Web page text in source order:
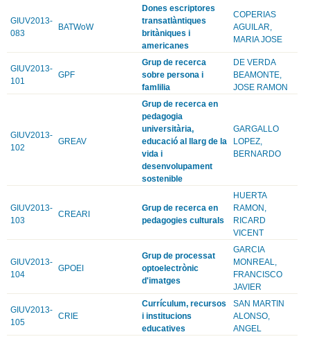
GIUV2013-
083
BATWoW
Dones escriptores
transatlàntiques
britàniques i
americanes
COPERIAS
AGUILAR,
MARIA JOSE
GIUV2013-
101
GPF
Grup de recerca
sobre persona i
famlilia
DE VERDA
BEAMONTE,
JOSE RAMON
GIUV2013-
102
GREAV
Grup de recerca en
pedagogia
universitària,
educació al llarg de la
vida i
desenvolupament
sostenible
GARGALLO
LOPEZ,
BERNARDO
GIUV2013-
103
CREARI
Grup de recerca en
pedagogies culturals
HUERTA
RAMON,
RICARD
VICENT
GIUV2013-
104
GPOEI
Grup de processat
optoelectrònic
d'imatges
GARCIA
MONREAL,
FRANCISCO
JAVIER
GIUV2013-
105
CRIE
Currículum, recursos
i institucions
educatives
SAN MARTIN
ALONSO,
ANGEL